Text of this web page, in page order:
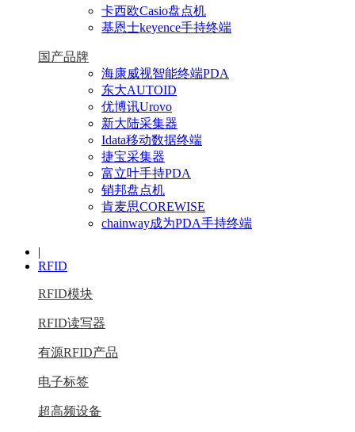
卡西欧Casio盘点机
基恩士keyence手持终端
国产品牌
海康威视智能终端PDA
东大AUTOID
优博讯Urovo
新大陆采集器
Idata移动数据终端
捷宝采集器
富立叶手持PDA
销邦盘点机
肯麦思COREWISE
chainway成为PDA手持终端
|
RFID
RFID模块
RFID读写器
有源RFID产品
电子标签
超高频设备